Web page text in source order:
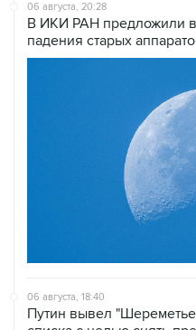
06 августа, 20:28
В ИКИ РАН предложили
падения старых
06 августа, 18:40
Путин вывел